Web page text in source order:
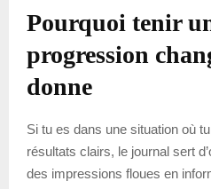
Pourquoi tenir
progression
donne
Si tu es dans une situation où
résultats clairs, le journal sert
des impressions floues en